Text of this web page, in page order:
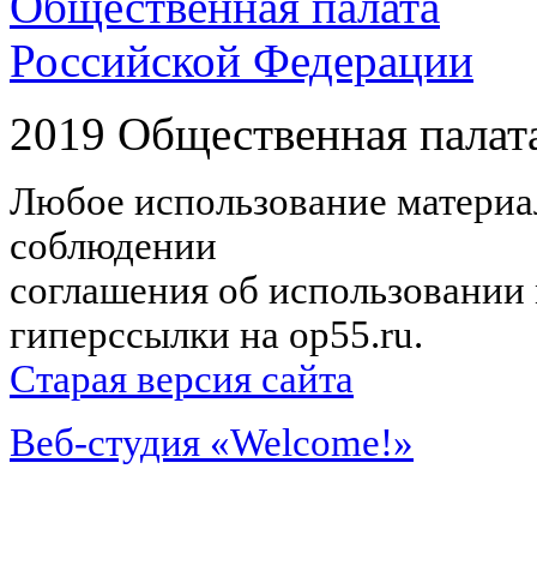
Российской Федерации
2019 Общественная
Любое использование
соблюдении
соглашения об
гиперссылки на op55.ru.
Старая версия сайта
Веб-студия «Welcome!»